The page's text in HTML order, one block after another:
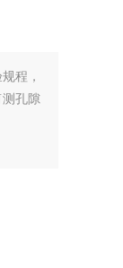
程，
孔隙